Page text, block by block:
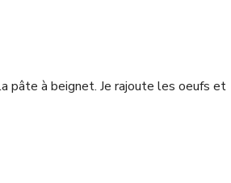
pâte à beignet. Je rajoute les oeufs et